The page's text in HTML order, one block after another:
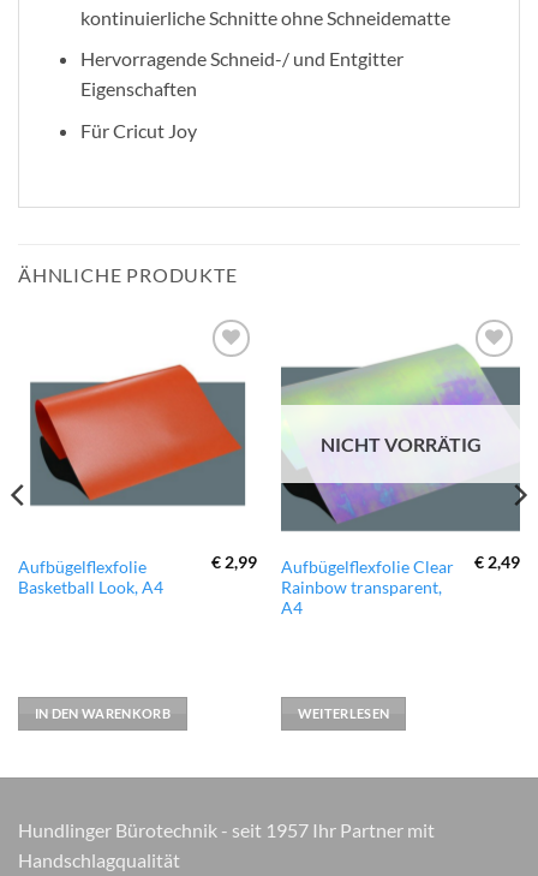
kontinuierliche Schnitte ohne Schneidematte
Hervorragende Schneid-/ und Entgitter
Eigenschaften
Für Cricut Joy
ÄHNLICHE PRODUKTE
Wunschliste
hinzufügen
Aufbügelflexfolie
Basketball Look, A4
€ 2,99
IN DEN WARENKORB
zur
Wunschliste
hinzufügen
NICHT VORRÄTIG
Aufbügelflexfolie Clear
Rainbow transparent,
A4
€ 2,49
WEITERLESEN
Hundlinger Bürotechnik - seit 1957 Ihr Partner mit
Handschlagqualität